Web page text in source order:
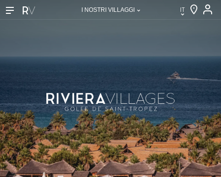
IT
FR
DE
NL
I NOSTRI VILLAGGI